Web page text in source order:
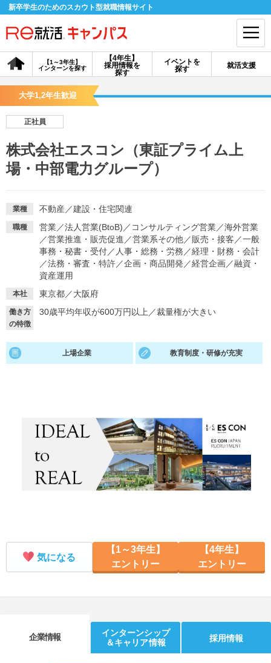
新卒学生のためのスカウト型就職情報サイト
【4年生】
採用情報を
探す
【1～3年生】
インターンを探す
イベントを
探す
就活支援
会員登録 ログイン
探す
【4年生】
【4年生】
イベントを探す スカウト お知らせ
就活ノウハウ・サポート
就活支援
就活ノウハウが満載！ お役立ち記事・相談室など
あなたに合う仕事を診断！ 動画で対策講座をチェック
大学1,2年生歓迎
正社員
株式会社エスコン（東証プライム上
場・中部電力グループ）
業種 不動産／建設・住宅関連
職種 営業／法人営業(BtoB) ／ コンサルティング営業／海外営業
／営業推進・販売促進 ／営業系その他／販売・接客 ／一般
事務・秘書・受付／ 人事・総務・労務 ／経理・財務・会計
／法務・審査・特許／企画・商品開発 ／経営企画／融資・
資産運用
本社 東京都／大阪府
働き方
の特徴
30歳平均年収が600万円以上 ／裁量権が大きい
上場企業 教育制度・研修が充実
気になる
【1～3年生】
エントリー
【4年生】
エントリー
企業情報
インターンシップ
＆キャリア情報
採用情報